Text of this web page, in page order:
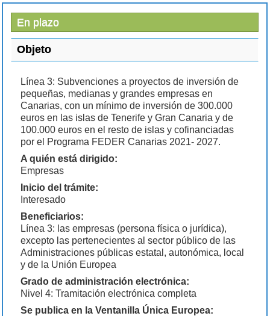
En plazo
Objeto
Línea 3: Subvenciones a proyectos de inversión de
pequeñas, medianas y grandes empresas en
Canarias, con un mínimo de inversión de 300.000
euros en las islas de Tenerife y Gran Canaria y de
100.000 euros en el resto de islas y cofinanciadas
por el Programa FEDER Canarias 2021- 2027.
A quién está dirigido:
Empresas
Inicio del trámite:
Interesado
Beneficiarios:
Línea 3: las empresas (persona física o jurídica),
excepto las pertenecientes al sector público de las
Administraciones públicas estatal, autonómica, local
y de la Unión Europea
Grado de administración electrónica:
Nivel 4: Tramitación electrónica completa
Se publica en la Ventanilla Única Europea: